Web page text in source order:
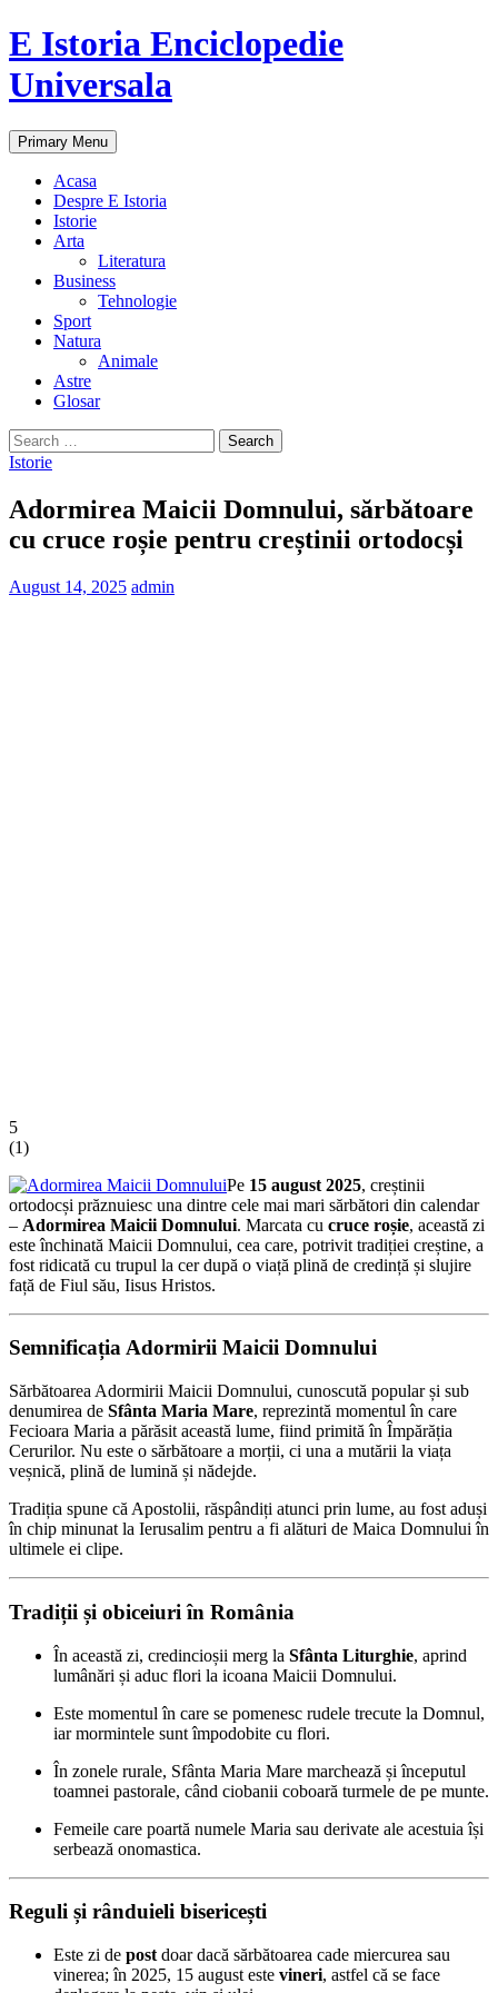
E Istoria Enciclopedie
Universala
Search
Primary Menu Skip
to
Acasa
Despre E Istoria
Istorie
Arta
Literatura
Business
Tehnologie
Sport
Natura
Animale
Astre
Glosar
Search
for:
Istorie
Adormirea Maicii Domnului, sărbătoare
cu cruce roșie pentru creștinii ortodocși
August 14, 2025 admin
5
(1)
Pe 15 august 2025, creștinii
ortodocși prăznuiesc una dintre cele mai mari sărbători din calendar
– Adormirea Maicii Domnului. Marcata cu cruce roșie, această zi
este închinată Maicii Domnului, cea care, potrivit tradiției creștine, a
fost ridicată cu trupul la cer după o viață plină de credință și slujire
față de Fiul său, Iisus Hristos.
Semnificația Adormirii Maicii Domnului
Sărbătoarea Adormirii Maicii Domnului, cunoscută popular și sub
denumirea de Sfânta Maria Mare, reprezintă momentul în care
Fecioara Maria a părăsit această lume, fiind primită în Împărăția
Cerurilor. Nu este o sărbătoare a morții, ci una a mutării la viața
veșnică, plină de lumină și nădejde.
Tradiția spune că Apostolii, răspândiți atunci prin lume, au fost aduși
în chip minunat la Ierusalim pentru a fi alături de Maica Domnului în
ultimele ei clipe.
Tradiții și obiceiuri în România
În această zi, credincioșii merg la Sfânta Liturghie, aprind
lumânări și aduc flori la icoana Maicii Domnului.
Este momentul în care se pomenesc rudele trecute la Domnul,
iar mormintele sunt împodobite cu flori.
În zonele rurale, Sfânta Maria Mare marchează și începutul
toamnei pastorale, când ciobanii coboară turmele de pe munte.
Femeile care poartă numele Maria sau derivate ale acestuia își
serbează onomastica.
Reguli și rânduieli bisericești
Este zi de post doar dacă sărbătoarea cade miercurea sau
vinerea; în 2025, 15 august este vineri, astfel că se face